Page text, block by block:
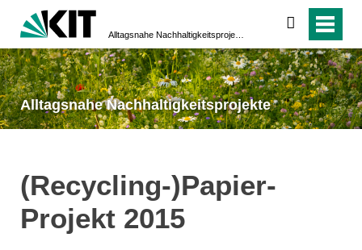
suchen
Alltagsnahe Nachhaltigkeitsprojekte
(Recycling-)Papier-
Projekt 2015